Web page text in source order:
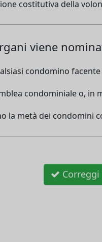
costitutiva della
viene
condomino
condominiale o, in
la metà dei condomini
Correggi